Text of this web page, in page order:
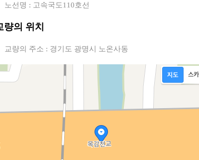
노선명 : 고속국도110호선
량의 위치
교량의 주소 : 경기도 광명시 노온사동